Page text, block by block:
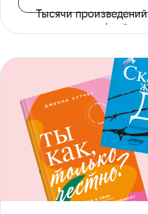
Тысячи произведений
с доступом офлайн